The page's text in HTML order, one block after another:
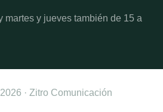
martes y jueves también de 15 a
· Zitro Comunicación